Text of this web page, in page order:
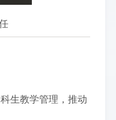
生教学管理，推动